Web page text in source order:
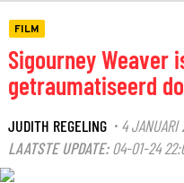
FILM
Sigourney Weaver
getraumatiseerd
JUDITH REGELING · 4 JANUARI
LAATSTE UPDATE: 04-01-24